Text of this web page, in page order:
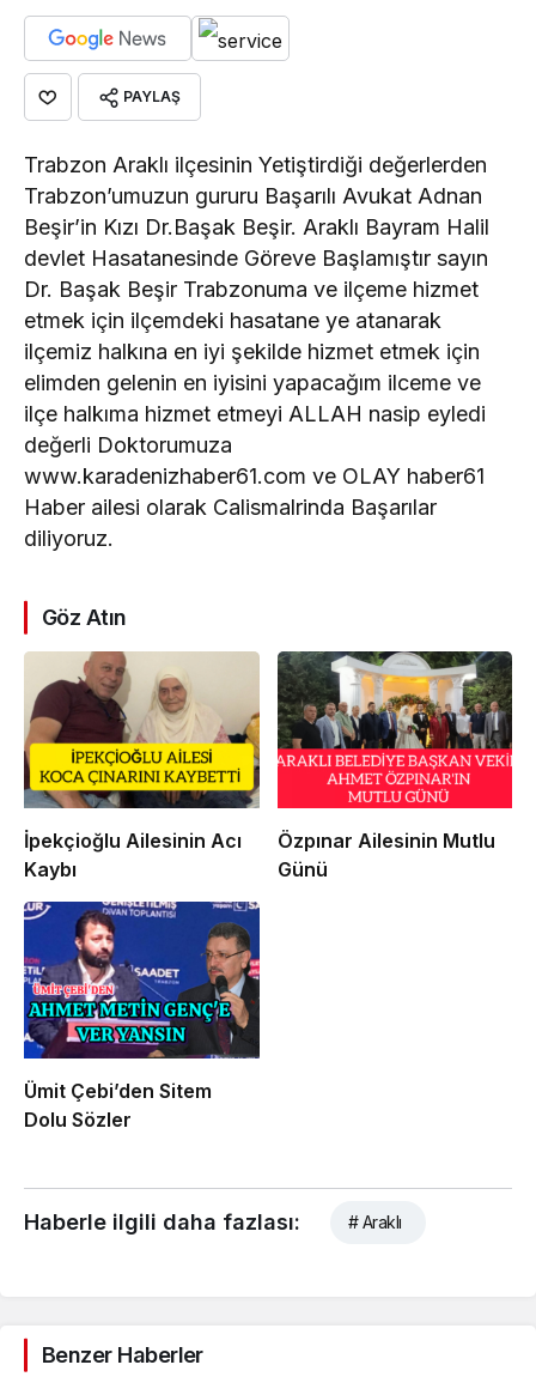
PAYLAŞ
Trabzon Araklı ilçesinin Yetiştirdiği değerlerden
Trabzon’umuzun gururu Başarılı Avukat Adnan
Beşir’in Kızı Dr.Başak Beşir. Araklı Bayram Halil
devlet Hasatanesinde Göreve Başlamıştır sayın
Dr. Başak Beşir Trabzonuma ve ilçeme hizmet
etmek için ilçemdeki hasatane ye atanarak
ilçemiz halkına en iyi şekilde hizmet etmek için
elimden gelenin en iyisini yapacağım ilceme ve
ilçe halkıma hizmet etmeyi ALLAH nasip eyledi
değerli Doktorumuza
www.karadenizhaber61.com ve OLAY haber61
Haber ailesi olarak Calismalrinda Başarılar
diliyoruz.
Göz Atın
İpekçioğlu Ailesinin Acı
Kaybı
Özpınar Ailesinin Mutlu
Günü
Ümit Çebi’den Sitem
Dolu Sözler
Haberle ilgili daha fazlası: # Araklı
Benzer Haberler